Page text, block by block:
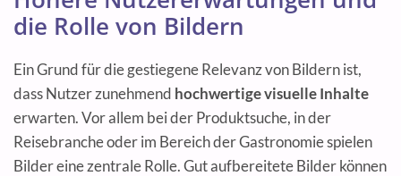
die Rolle von Bildern
Ein Grund für die gestiegene Relevanz von Bildern ist,
dass Nutzer zunehmend hochwertige visuelle Inhalte
erwarten. Vor allem bei der Produktsuche, in der
Reisebranche oder im Bereich der Gastronomie spielen
Bilder eine zentrale Rolle. Gut aufbereitete Bilder können